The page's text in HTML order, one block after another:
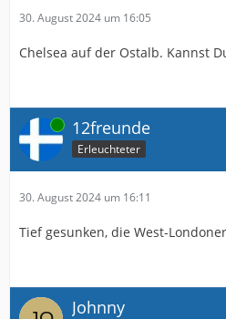
30. August 2024 um 16:05
Chelsea auf der Ostalb. Kannst
Online 12freunde
Erleuchteter
30. August 2024 um 16:11
Tief gesunken, die West-
Johnny